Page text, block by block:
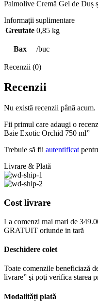
Palmolive Cremă Gel de Duș
Informații suplimentare
Greutate 0,85 kg
Bax /buc
Recenzii (0)
Recenzii
Nu există recenzii până acum.
Fii primul care adaugi o
Baie Exotic Orchid 750 ml”
Trebuie să fii autentificat
Livrare & Plată
Cost livrare
La comenzi mai mari de
GRATUIT oriunde in tară
Deschidere colet
Toate comenzile beneficiază
livrare” şi poţi verifica starea
Modalități plată